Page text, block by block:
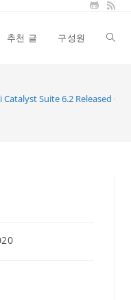
추천 글 구성원 Toggle
Catalyst Suite 6.2 Released ~*